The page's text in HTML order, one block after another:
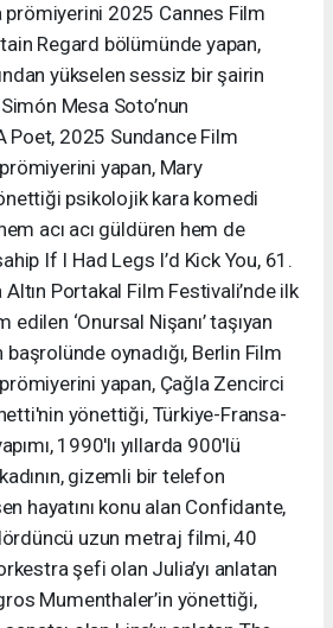
prömiyerini 2025 Cannes Film
Regard bölümünde yapan,
yükselen sessiz bir şairin
Simón Mesa Soto’nun
Poet, 2025 Sundance Film
yapan, Mary
psikolojik kara komedi
acı acı güldüren hem de
If I Had Legs I’d Kick You, 61.
Portakal Film Festivali’nde ilk
‘Onursal Nişanı’ taşıyan
başrolünde oynadığı, Berlin Film
yapan, Çağla Zencirci
yönettiği, Türkiye-Fransa-
1990'lı yıllarda 900'lü
gizemli bir telefon
hayatını konu alan Confidante,
uzun metraj filmi, 40
şefi olan Julia’yı anlatan
Mumenthaler’in yönettiği,